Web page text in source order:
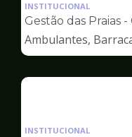
INSTITUCIONAL
Gestão das Praias
Ambulantes,
INSTITUCIONAL